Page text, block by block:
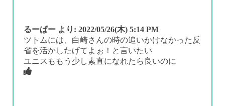
るーぱー より: 2022/05/26(木) 5:14 PM
ツトムには、白崎さんの時の追いかけなかった反
省を活かしたげてよぉ！と言いたい
ユニスももう少し素直になれたら良いのに